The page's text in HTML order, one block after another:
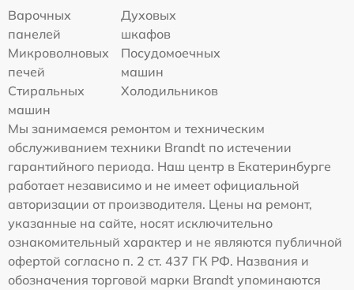
Варочных
панелей
Духовых
шкафов
Микроволновых
печей
Посудомоечных
машин
Стиральных
машин
Холодильников
Мы занимаемся ремонтом и техническим
обслуживанием техники Brandt по истечении
гарантийного периода. Наш центр в Екатеринбурге
работает независимо и не имеет официальной
авторизации от производителя. Цены на ремонт,
указанные на сайте, носят исключительно
ознакомительный характер и не являются публичной
офертой согласно п. 2 ст. 437 ГК РФ. Названия и
обозначения торговой марки Brandt упоминаются